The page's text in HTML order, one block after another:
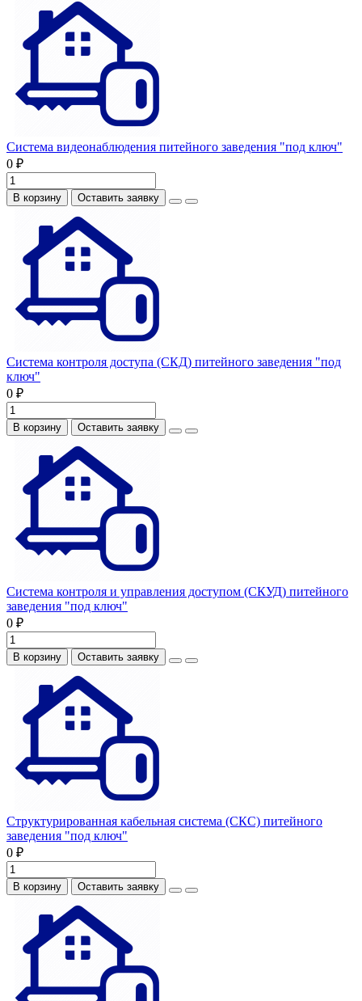
Система видеонаблюдения питейного заведения "под ключ"
0 ₽
В корзину Оставить заявку
Система контроля доступа (СКД) питейного заведения "под
ключ"
0 ₽
В корзину Оставить заявку
Система контроля и управления доступом (СКУД) питейного
заведения "под ключ"
0 ₽
В корзину Оставить заявку
Структурированная кабельная система (СКС) питейного
заведения "под ключ"
0 ₽
В корзину Оставить заявку